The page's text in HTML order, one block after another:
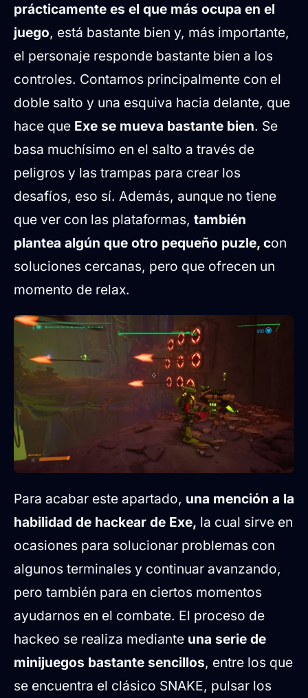
prácticamente es el que más ocupa en el
juego, está bastante bien y, más importante,
el personaje responde bastante bien a los
controles. Contamos principalmente con el
doble salto y una esquiva hacia delante, que
hace que Exe se mueva bastante bien. Se
basa muchísimo en el salto a través de
peligros y las trampas para crear los
desafíos, eso sí. Además, aunque no tiene
que ver con las plataformas, también
plantea algún que otro pequeño puzle, con
soluciones cercanas, pero que ofrecen un
momento de relax.
Para acabar este apartado, una mención a la
habilidad de hackear de Exe, la cual sirve en
ocasiones para solucionar problemas con
algunos terminales y continuar avanzando,
pero también para en ciertos momentos
ayudarnos en el combate. El proceso de
hackeo se realiza mediante una serie de
minijuegos bastante sencillos, entre los que
se encuentra el clásico SNAKE, pulsar los